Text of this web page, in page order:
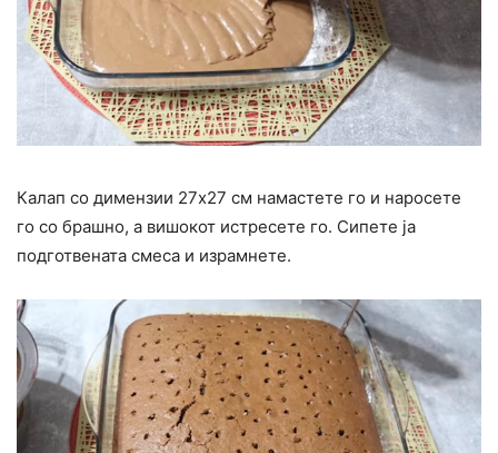
Калап со димензии 27х27 см намастете го и наросете
го со брашно, а вишокот истресете го. Сипете ја
подготвената смеса и израмнете.